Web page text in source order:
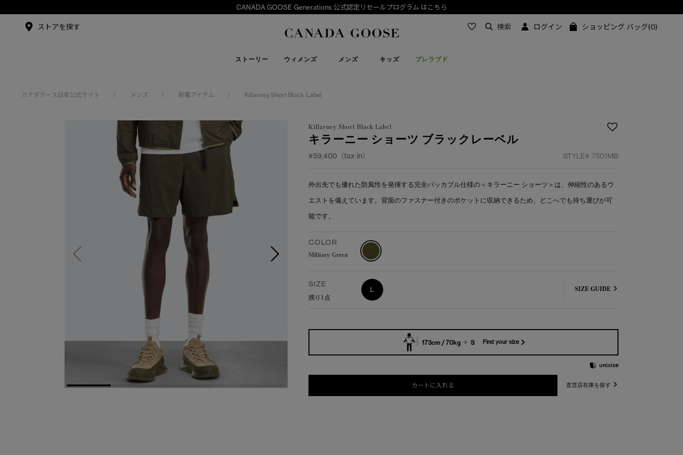
CANADA GOOSE Generations 公式認定リセールプログラム はこちら
Canada Goose
ストーリー
アンバサダー
ウィメンズ メンズ キッズ プレラブド
下取り申請
ストアを探す 検索 ログイン ショッピング バッグ(0)
カナダグース日本公式サイト / メンズ / 新着アイテム / Killarney Short Black Label
Killarney Short Black Label
キラーニー ショーツ ブラックレーベル
¥59,400（tax in） STYLE# 7501MB
外出先でも優れた防風性を発揮する完全パッカブル仕様の＜キラーニー ショーツ＞は、伸縮性のあるウ
エストを備えています。背面のファスナー付きのポケットに収納できるため、どこへでも持ち運びが可
能です。
COLOR
Military Green
SIZE
残り1点
L SIZE GUIDE
173cm / 70kg S Find your size
カートに入れる 直営店在庫を探す